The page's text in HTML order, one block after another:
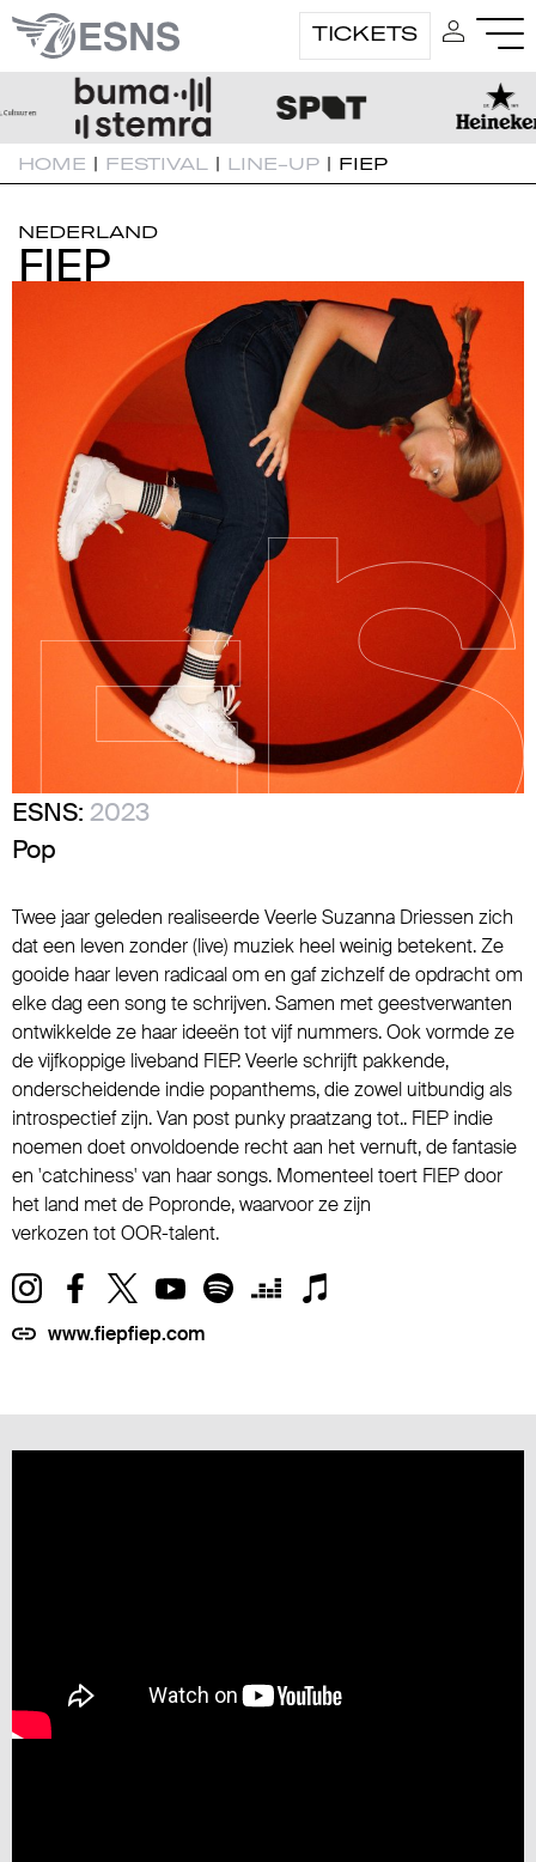
TICKETS
HOME | FESTIVAL | LINE-UP | FIEP
NEDERLAND
FIEP
FIEP
ESNS: 2023
Pop
Twee jaar geleden realiseerde Veerle Suzanna Driessen zich
dat een leven zonder (live) muziek heel weinig betekent. Ze
gooide haar leven radicaal om en gaf zichzelf de opdracht om
elke dag een song te schrijven. Samen met geestverwanten
ontwikkelde ze haar ideeën tot vijf nummers. Ook vormde ze
de vijfkoppige liveband FIEP. Veerle schrijft pakkende,
onderscheidende indie popanthems, die zowel uitbundig als
introspectief zijn. Van post punky praatzang tot.. FIEP indie
noemen doet onvoldoende recht aan het vernuft, de fantasie
en 'catchiness' van haar songs. Momenteel toert FIEP door
het land met de Popronde, waarvoor ze zijn
verkozen tot OOR-talent.
www.fiepfiep.com